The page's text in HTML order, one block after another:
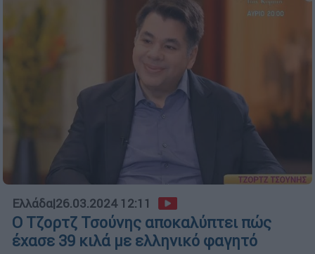
Ελλάδα|26.03.2024 12:11
Ο Τζορτζ Τσούνης αποκαλύπτει πώς
έχασε 39 κιλά με ελληνικό φαγητό